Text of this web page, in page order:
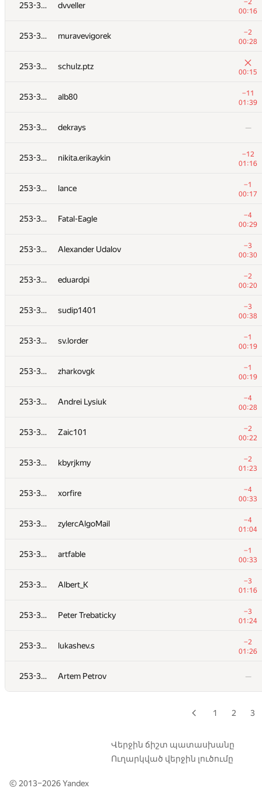
253-356 dvveller
−2
00:16
253-356 muravevigorek
−2
00:28
253-356 schulz.ptz
00:15
253-356 alb80
−11
01:39
253-356 dekrays —
253-356 nikita.erikaykin
−12
01:16
253-356 lance
−1
00:17
253-356 Fatal-Eagle
−4
00:29
253-356 Alexander Udalov
−3
00:30
253-356 eduardpi
−2
00:20
253-356 sudip1401
−3
00:38
253-356 sv.lorder
−1
00:19
253-356 zharkovgk
−1
00:19
253-356 Andrei Lysiuk
−4
00:28
253-356 Zaic101
−2
00:22
253-356 kbyrjkmy
−2
01:23
253-356 xorfire
−4
00:33
253-356 zylercAlgoMail
−4
01:04
253-356 artfable
−1
00:33
253-356 Albert_K
−3
01:16
253-356 Peter Trebaticky
−3
01:24
253-356 lukashev.s
−2
01:26
253-356 Artem Petrov —
00:42
amogozov
−1
00:11
mohamedraouf1 —
poma.prs
−2
00:16
alanubi
00:12
free777man —
rumbok1
−3
00:46
smit hinsu
−3
00:39
yarrr
−3
00:21
Eryx
−3
00:24
torwald —
tfwo
−6
01:26
Simen Lilleeng
−2
00:42
torus711
−1
00:15
Hakurei
−2
00:28
codercf
−2
00:28
pieofawesomeness123
−4
00:42
dvveller
−2
00:16
muravevigorek
−2
00:28
schulz.ptz
00:15
alb80
−11
01:39
dekrays —
nikita.erikaykin
01:16
Alexander Udalov
1 2 3
Վերջին ճիշտ պատասխանը
Ուղարկված վերջին լուծումը
© 2013–2026Yandex